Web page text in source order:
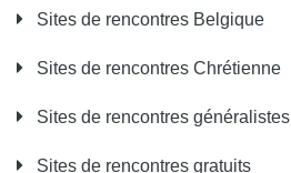
Sites de rencontres Belgique
Sites de rencontres Chrétienne
Sites de rencontres généralistes
Sites de rencontres gratuits